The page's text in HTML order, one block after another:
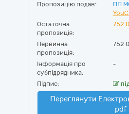
Пропозицію подав: ПП
Остаточна
пропозиція:
752
Первинна
пропозиція:
752
Інформація про
субпідрядника:
-
Підпис:
Переглянути
pdf